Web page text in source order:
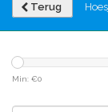
Terug
Min: €0